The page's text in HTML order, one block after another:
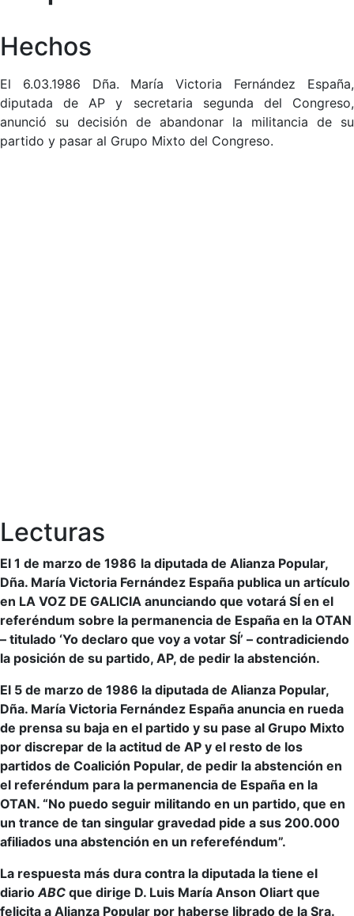
Hechos
El 6.03.1986 Dña. María Victoria Fernández España,
diputada de AP y secretaria segunda del Congreso,
anunció su decisión de abandonar la militancia de su
partido y pasar al Grupo Mixto del Congreso.
Lecturas
El 1 de marzo de 1986 la diputada de Alianza Popular,
Dña. María Victoria Fernández España publica un artículo
en LA VOZ DE GALICIA anunciando que votará SÍ en el
referéndum sobre la permanencia de España en la OTAN
– titulado ‘Yo declaro que voy a votar SÍ’ – contradiciendo
la posición de su partido, AP, de pedir la abstención.
El 5 de marzo de 1986 la diputada de Alianza Popular,
Dña. María Victoria Fernández España anuncia en rueda
de prensa su baja en el partido y su pase al Grupo Mixto
por discrepar de la actitud de AP y el resto de los
partidos de Coalición Popular, de pedir la abstención en
el referéndum para la permanencia de España en la
OTAN. “No puedo seguir militando en un partido, que en
un trance de tan singular gravedad pide a sus 200.000
afiliados una abstención en un refereféndum”.
La respuesta más dura contra la diputada la tiene el
diarioABC que dirige D. Luis María Anson Oliart que
felicita a Alianza Popular por haberse librado de la Sra.